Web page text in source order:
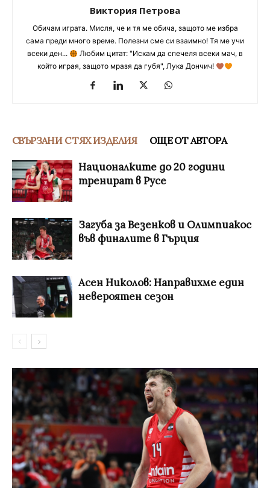
Виктория Петрова
Обичам играта. Мисля, че и тя ме обича, защото ме избра
сама преди много време. Полезни сме си взаимно! Тя ме учи
всеки ден...
Любим цитат: "Искам да спечеля всеки мач, в
който играя, защото мразя да губя", Лука Дончич!
СВЪРЗАНИ С ТЯХ ИЗДЕЛИЯ ОЩЕ ОТ АВТОРА
Националките до 20 години
тренират в Русе
Загуба за Везенков и Олимпиакос
във финалите в Гърция
Асен Николов: Направихме един
невероятен сезон